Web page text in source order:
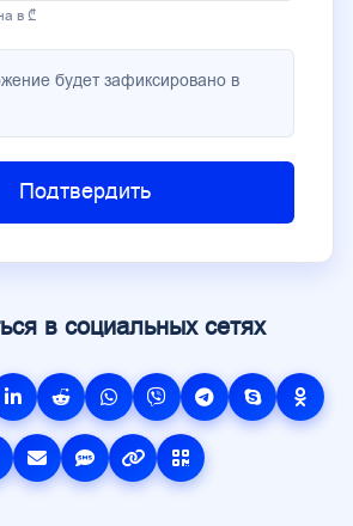
в ₾
будет зафиксировано в
Подтвердить
в социальных сетях